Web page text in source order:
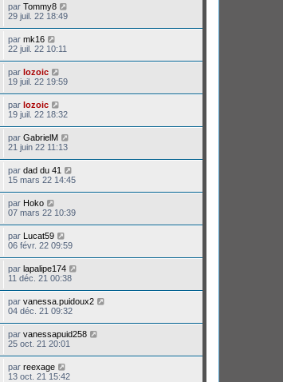
par Tommy8
29 juil. 22 18:49
par mk16
22 juil. 22 10:11
par lozoic
19 juil. 22 19:59
par lozoic
19 juil. 22 18:32
par GabrielM
21 juin 22 11:13
par dad du 41
15 mars 22 14:45
par Hoko
07 mars 22 10:39
par Lucat59
06 févr. 22 09:59
par lapalipe174
11 déc. 21 00:38
par vanessa.puidoux2
04 déc. 21 09:32
par vanessapuid258
25 oct. 21 20:01
par reexage
13 oct. 21 15:42